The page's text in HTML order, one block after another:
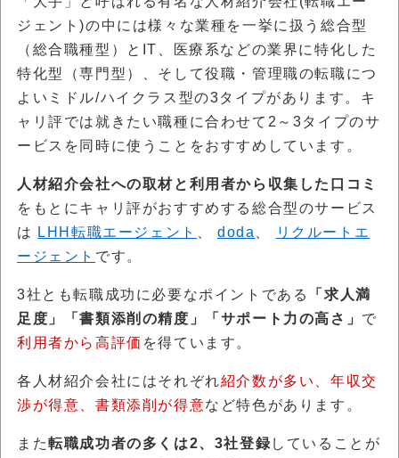
ジェント)の中には様々な業種を一挙に扱う総合型
（総合職種型）とIT、医療系などの業界に特化した
特化型（専門型）、そして役職・管理職の転職につ
よいミドル/ハイクラス型の3タイプがあります。キ
ャリ評では就きたい職種に合わせて2～3タイプのサ
ービスを同時に使うことをおすすめしています。
人材紹介会社への取材と利用者から収集した口コミ
をもとにキャリ評がおすすめする総合型のサービス
は
LHH転職エージェント 、doda
リクルートエ
ージェント です。
3社とも転職成功に必要なポイントである
「求人満
足度」「書類添削の精度」「サポート力の高さ」 で
利用者から高評価 を得ています。
各人材紹介会社にはそれぞれ紹介数が多い、年収交
渉が得意、書類添削が得意など特色があります。
また転職成功者の多くは2、3社登録 していることが